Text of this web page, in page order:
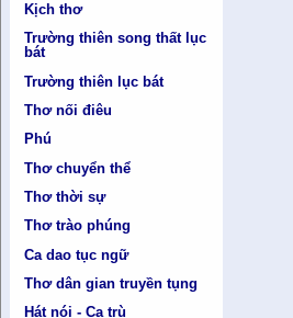
Kịch thơ
Trường thiên song thất lục
bát
Trường thiên lục bát
Thơ nối điêu
Phú
Thơ chuyển thể
Thơ thời sự
Thơ trào phúng
Ca dao tục ngữ
Thơ dân gian truyền tụng
Hát nói - Ca trù